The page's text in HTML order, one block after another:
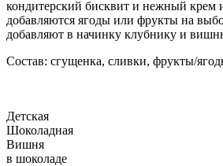
кондитерский бисквит и нежный крем
добавляются ягоды или фрукты на
добавляют в начинку клубнику и
Состав: сгущенка, сливки, фрукты/
Детская
Шоколадная
Вишня
в шоколаде